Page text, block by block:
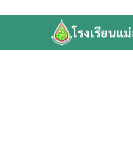
to
โรงเรียนแ